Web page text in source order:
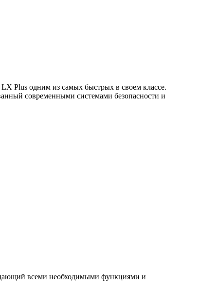
Plus одним из самых быстрых в своем классе.
современными системами безопасности и
всеми необходимыми функциями и